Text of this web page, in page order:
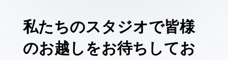
私たちのスタジオで皆様
のお越しをお待ちしてお